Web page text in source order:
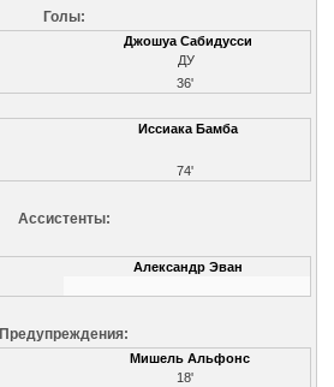
Голы:
Джошуа Сабидусси
ДУ
36'
Иссиака Бамба
74'
Ассистенты:
Александр Эван
Предупреждения:
Мишель Альфонс
18'